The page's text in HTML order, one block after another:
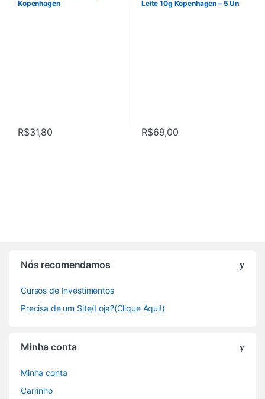
Kopenhagen
R$31,80
Leite 10g Kopenhagen – 5 Un
R$69,00
Nós recomendamos
Cursos de Investimentos
Precisa de um Site/Loja?(Clique Aqui!)
Minha conta
Minha conta
Carrinho